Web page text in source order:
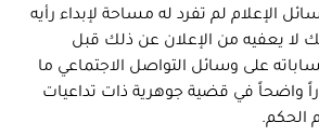
الإعلام لم تفرد له مساحة لإبداء رأيه
لا يعفيه من الإعلان عن ذلك قبل
على وسائل التواصل الاجتماعي ما
واضحاً في قضية جوهرية ذات تداعيات
الحكم.